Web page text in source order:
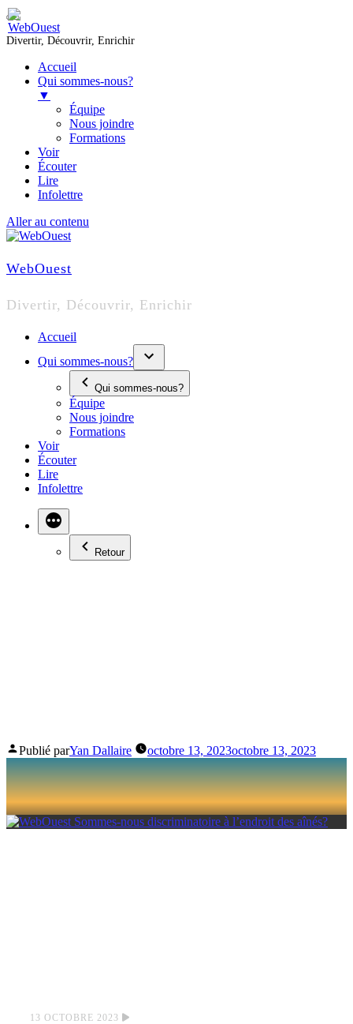
Divertir, Découvrir, Enrichir
Accueil
Qui sommes-nous?
▼
Équipe
Nous joindre
Formations
Voir
Écouter
Lire
Infolettre
Aller au contenu
WebOuest
Divertir, Découvrir, Enrichir
Accueil
Qui sommes-nous?
Qui sommes-nous?
Équipe
Nous joindre
Formations
Voir
Écouter
Lire
Infolettre
Retour
Publié parYan Dallaire octobre 13, 2023octobre 13, 2023
13 OCTOBRE 2023